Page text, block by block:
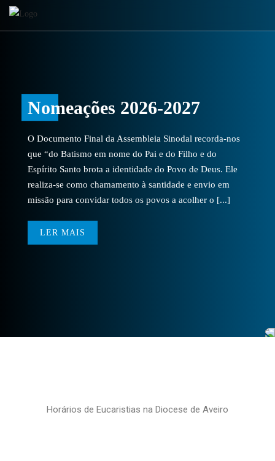
Nomeações 2026-2027
O Documento Final da Assembleia Sinodal recorda-nos
que “do Batismo em nome do Pai e do Filho e do
Espírito Santo brota a identidade do Povo de Deus. Ele
realiza-se como chamamento à santidade e envio em
missão para convidar todos os povos a acolher o [...]
LER MAIS
Horários de Eucaristias na Diocese de Aveiro